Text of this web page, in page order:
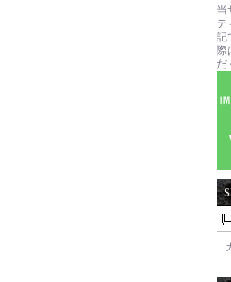
当
テ
記
際
だ